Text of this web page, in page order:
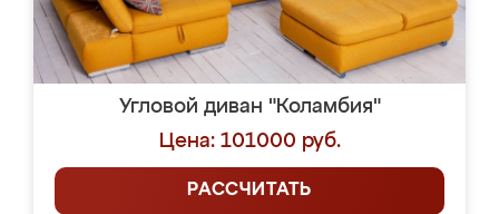
Угловой диван "Коламбия"
Цена: 101000 руб.
РАССЧИТАТЬ